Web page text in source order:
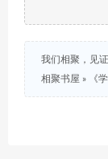
我们相聚，见
相聚书屋 » 《